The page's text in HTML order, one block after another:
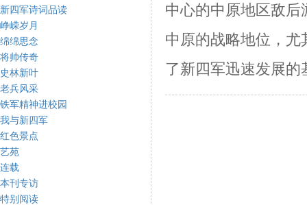
新四军诗词品读
峥嵘岁月
绵绵思念
将帅传奇
史林新叶
老兵风采
铁军精神进校园
我与新四军
红色景点
艺苑
连载
本刊专访
特别阅读
中心的中原地区敌
中原的战略地位，
了新四军迅速发展的